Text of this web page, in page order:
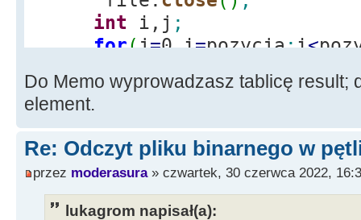
int i,j ;
for(j=0,i=pozycja;i<
pierwsza=result[0] ;
Do Memo wyprowadzasz tablicę result;
element.
Re: Odczyt pliku binarnego w
przez moderasura» czwartek, 30 czerwca 2022,
lukagrom napisał(a):